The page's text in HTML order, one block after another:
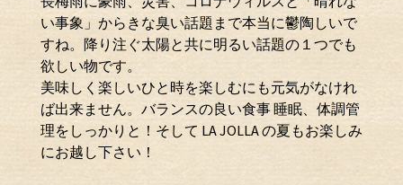
い事象」からきな臭い話題まで本当に鬱陶しいで
すね。降り注ぐ太陽と共に明るい話題の１つでも
欲しい物です。
美味しく楽しいひと時を楽しむにも元気がなけれ
ば出来ません。バランスの良い食事 睡眠、体調管
理をしっかりと！そして LA JOLLA の夏もお楽しみ
にお越し下さい！